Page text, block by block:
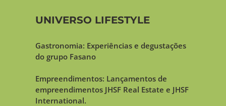
UNIVERSO LIFESTYLE
Gastronomia: Experiências e degustações
do grupo Fasano
Empreendimentos: Lançamentos de
empreendimentos JHSF Real Estate e JHSF
International.